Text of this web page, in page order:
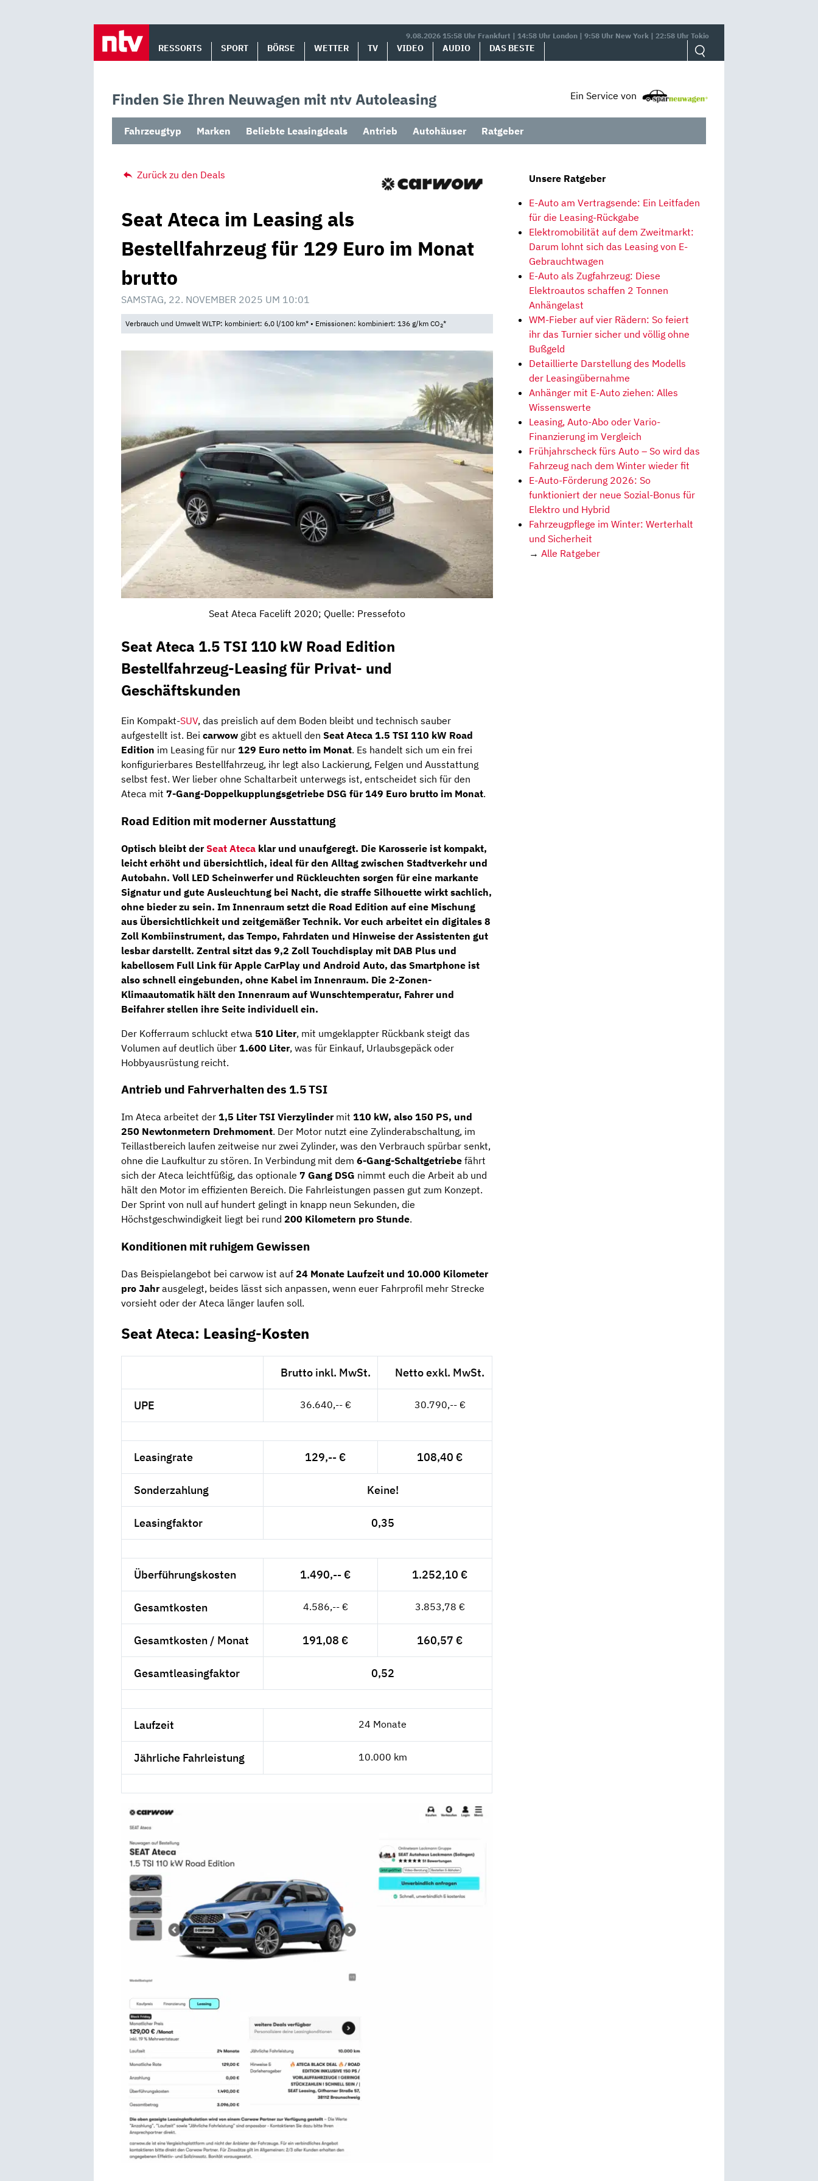
9.08.2026 15:58 Uhr Frankfurt | 14:58 Uhr London | 9:58 Uhr New York | 22:58 Uhr Tokio
RESSORTS SPORT BÖRSE WETTER TV VIDEO AUDIO DAS BESTE
Finden Sie Ihren Neuwagen mit ntv Autoleasing Ein Service von
Fahrzeugtyp Marken Beliebte Leasingdeals Antrieb Autohäuser Ratgeber
Zurück zu den Deals
Seat Ateca im Leasing als
Bestellfahrzeug für 129 Euro im Monat
brutto
SAMSTAG, 22. NOVEMBER 2025 UM 10:01
Verbrauch und Umwelt WLTP: kombiniert: 6,0 l/100 km* • Emissionen: kombiniert: 136 g/km CO2*
Seat Ateca Facelift 2020; Quelle: Pressefoto
Seat Ateca 1.5 TSI 110 kW Road Edition
Bestellfahrzeug-Leasing für Privat- und
Geschäftskunden
Ein Kompakt-SUV, das preislich auf dem Boden bleibt und technisch sauber
aufgestellt ist. Bei carwow gibt es aktuell den Seat Ateca 1.5 TSI 110 kW Road
Edition im Leasing für nur 129 Euro netto im Monat. Es handelt sich um ein frei
konfigurierbares Bestellfahrzeug, ihr legt also Lackierung, Felgen und Ausstattung
selbst fest. Wer lieber ohne Schaltarbeit unterwegs ist, entscheidet sich für den
Ateca mit 7-Gang-Doppelkupplungsgetriebe DSG für 149 Euro brutto im Monat.
Road Edition mit moderner Ausstattung
Optisch bleibt derSeat Ateca klar und unaufgeregt. Die Karosserie ist kompakt,
leicht erhöht und übersichtlich, ideal für den Alltag zwischen Stadtverkehr und
Autobahn. Voll LED Scheinwerfer und Rückleuchten sorgen für eine markante
Signatur und gute Ausleuchtung bei Nacht, die straffe Silhouette wirkt sachlich,
ohne bieder zu sein. Im Innenraum setzt die Road Edition auf eine Mischung
aus Übersichtlichkeit und zeitgemäßer Technik. Vor euch arbeitet ein digitales 8
Zoll Kombiinstrument, das Tempo, Fahrdaten und Hinweise der Assistenten gut
lesbar darstellt. Zentral sitzt das 9,2 Zoll Touchdisplay mit DAB Plus und
kabellosem Full Link für Apple CarPlay und Android Auto, das Smartphone ist
also schnell eingebunden, ohne Kabel im Innenraum. Die 2-Zonen-
Klimaautomatik hält den Innenraum auf Wunschtemperatur, Fahrer und
Beifahrer stellen ihre Seite individuell ein.
Der Kofferraum schluckt etwa 510 Liter, mit umgeklappter Rückbank steigt das
Volumen auf deutlich über 1.600 Liter, was für Einkauf, Urlaubsgepäck oder
Hobbyausrüstung reicht.
Antrieb und Fahrverhalten des 1.5 TSI
Im Ateca arbeitet der 1,5 Liter TSI Vierzylindermit 110 kW, also 150 PS, und
250 Newtonmetern Drehmoment. Der Motor nutzt eine Zylinderabschaltung, im
Teillastbereich laufen zeitweise nur zwei Zylinder, was den Verbrauch spürbar senkt,
ohne die Laufkultur zu stören. In Verbindung mit dem 6-Gang-Schaltgetriebe fährt
sich der Ateca leichtfüßig, das optionale 7 Gang DSG nimmt euch die Arbeit ab und
hält den Motor im effizienten Bereich. Die Fahrleistungen passen gut zum Konzept.
Der Sprint von null auf hundert gelingt in knapp neun Sekunden, die
Höchstgeschwindigkeit liegt bei rund 200 Kilometern pro Stunde.
Konditionen mit ruhigem Gewissen
Das Beispielangebot bei carwow ist auf 24 Monate Laufzeit und 10.000 Kilometer
pro Jahrausgelegt, beides lässt sich anpassen, wenn euer Fahrprofil mehr Strecke
vorsieht oder der Ateca länger laufen soll.
Seat Ateca: Leasing-Kosten
Brutto inkl. MwSt. Netto exkl. MwSt.
UPE 36.640,-- € 30.790,-- €
Leasingrate 129,-- € 108,40 €
Sonderzahlung Keine!
Leasingfaktor 0,35
Überführungskosten 1.490,-- € 1.252,10 €
Gesamtkosten 4.586,-- € 3.853,78 €
Gesamtkosten / Monat 191,08 € 160,57 €
Gesamtleasingfaktor 0,52
Laufzeit 24 Monate
Jährliche Fahrleistung 10.000 km
Unsere Ratgeber
E-Auto am Vertragsende: Ein Leitfaden
für die Leasing-Rückgabe
Elektromobilität auf dem Zweitmarkt:
Darum lohnt sich das Leasing von E-
Gebrauchtwagen
E-Auto als Zugfahrzeug: Diese
Elektroautos schaffen 2 Tonnen
Anhängelast
WM-Fieber auf vier Rädern: So feiert
ihr das Turnier sicher und völlig ohne
Bußgeld
Detaillierte Darstellung des Modells
der Leasingübernahme
Anhänger mit E-Auto ziehen: Alles
Wissenswerte
Leasing, Auto-Abo oder Vario-
Finanzierung im Vergleich
Frühjahrscheck fürs Auto – So wird das
Fahrzeug nach dem Winter wieder fit
E-Auto-Förderung 2026: So
funktioniert der neue Sozial-Bonus für
Elektro und Hybrid
Fahrzeugpflege im Winter: Werterhalt
und Sicherheit
→ Alle Ratgeber